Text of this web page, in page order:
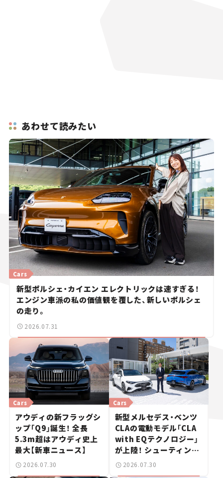
あわせて読みたい
Cars
新型ポルシェ・カイエン エレクトリックは速すぎる！
エンジン車派の私の価値観を覆した、新しいポルシェ
の走り。
2026.07.31
Cars
アウディの新フラッグシ
ップ「Q9」誕生！ 全長
5.3m超はアウディ史上
最大【新車ニュース】
2026.07.30
Cars
新型メルセデス・ベンツ
CLAの電動モデル「CLA
with EQテクノロジー」
が上陸！ シューティング
ブレークも発売【新車ニ
2026.07.30